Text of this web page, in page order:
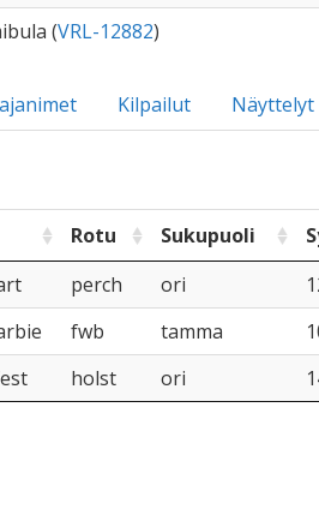
(VRL-12882)
Kilpailut Näyttelyt
Rotu Sukupuoli
perch ori
fwb tamma
holst ori